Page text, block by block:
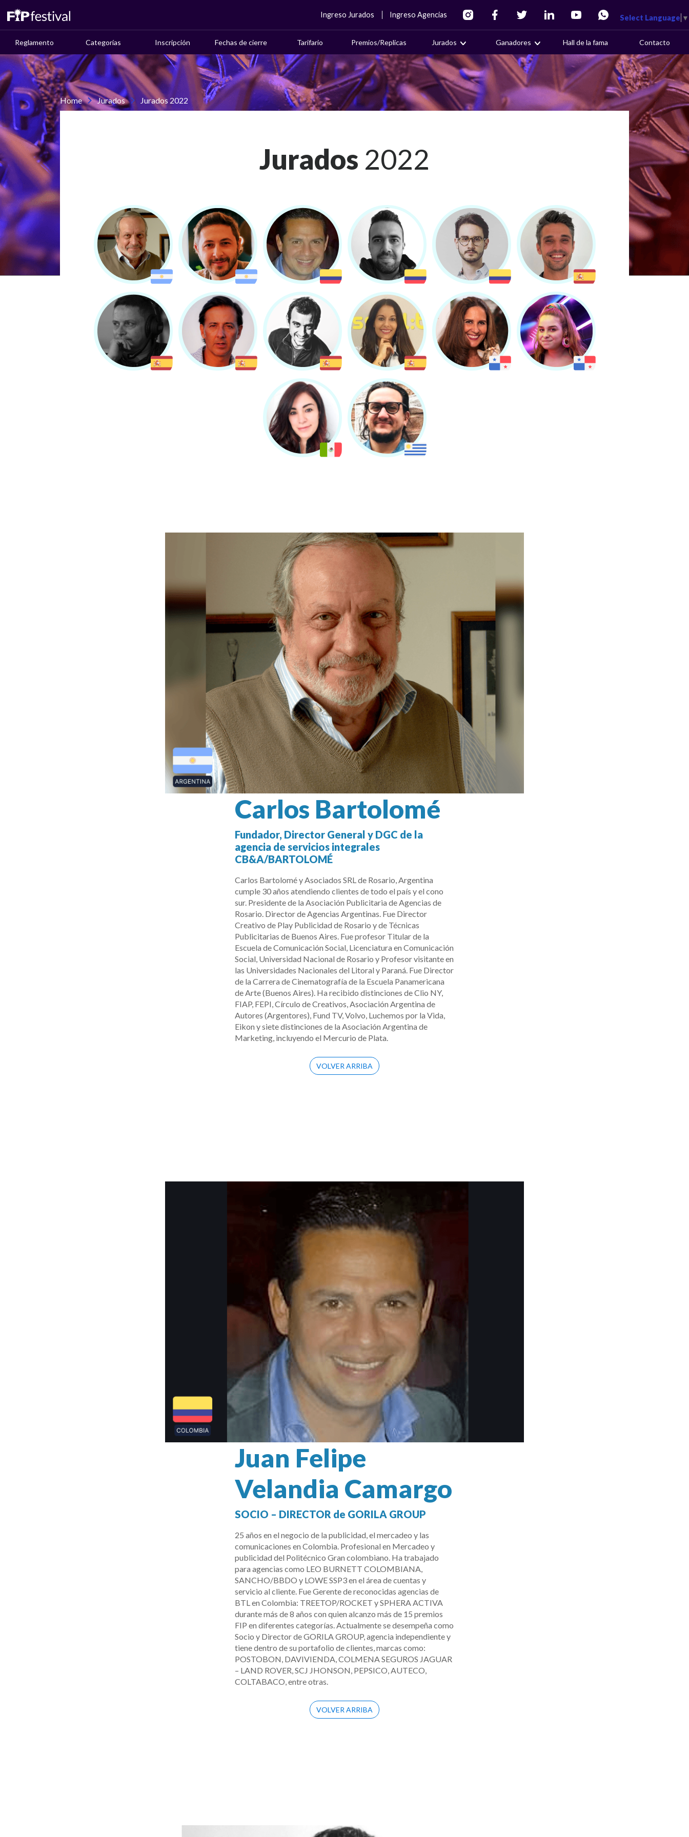
Ingreso Jurados Ingreso Agencias Select Language ▼
Reglamento Categorías Inscripción Fechas de cierre Tarifario Premios/Replicas Jurados Ganadores Hall de la fama Contacto
Home Jurados Jurados 2022
Jurados 2022
Carlos Bartolomé
Fundador, Director General y DGC de la
agencia de servicios integrales
CB&A/BARTOLOMÉ
Carlos Bartolomé y Asociados SRL de Rosario, Argentina
cumple 30 años atendiendo clientes de todo el país y el cono
sur. Presidente de la Asociación Publicitaria de Agencias de
Rosario. Director de Agencias Argentinas. Fue Director
Creativo de Play Publicidad de Rosario y de Técnicas
Publicitarias de Buenos Aires. Fue profesor Titular de la
Escuela de Comunicación Social, Licenciatura en Comunicación
Social, Universidad Nacional de Rosario y Profesor visitante en
las Universidades Nacionales del Litoral y Paraná. Fue Director
de la Carrera de Cinematografía de la Escuela Panamericana
de Arte (Buenos Aires). Ha recibido distinciones de Clio NY,
FIAP, FEPI, Círculo de Creativos, Asociación Argentina de
Autores (Argentores), Fund TV, Volvo, Luchemos por la Vida,
Eikon y siete distinciones de la Asociación Argentina de
Marketing, incluyendo el Mercurio de Plata.
VOLVER ARRIBA
Juan Felipe
Velandia Camargo
SOCIO – DIRECTOR de GORILA GROUP
25 años en el negocio de la publicidad, el mercadeo y las
comunicaciones en Colombia. Profesional en Mercadeo y
publicidad del Politécnico Gran colombiano. Ha trabajado
para agencias como LEO BURNETT COLOMBIANA,
SANCHO/BBDO y LOWE SSP3 en el área de cuentas y
servicio al cliente. Fue Gerente de reconocidas agencias de
BTL en Colombia: TREETOP/ROCKET y SPHERA ACTIVA
durante más de 8 años con quien alcanzo más de 15 premios
FIP en diferentes categorías. Actualmente se desempeña como
Socio y Director de GORILA GROUP, agencia independiente y
tiene dentro de su portafolio de clientes, marcas como:
POSTOBON, DAVIVIENDA, COLMENA SEGUROS JAGUAR
– LAND ROVER, SCJ JHONSON, PEPSICO, AUTECO,
COLTABACO, entre otras.
VOLVER ARRIBA